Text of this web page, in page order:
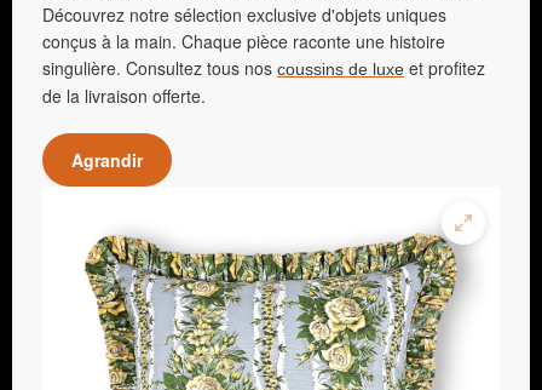
Découvrez notre sélection exclusive d'objets uniques
conçus à la main. Chaque pièce raconte une histoire
singulière. Consultez tous nos coussins de luxe et profitez
de la livraison offerte.
Agrandir